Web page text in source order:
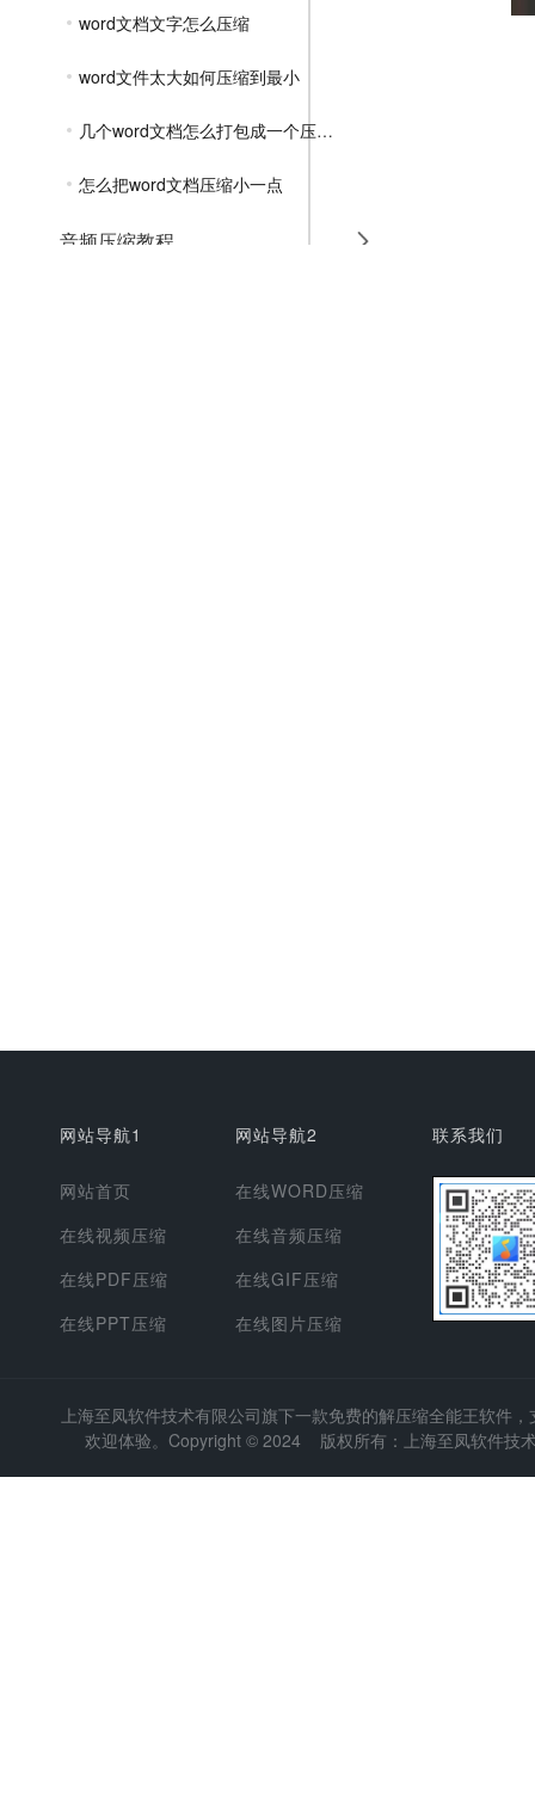
word文档文字怎么压缩
word文件太大如何压缩到最小
几个word文档怎么打包成一个压缩包
怎么把word文档压缩小一点
音频压缩教程
网站导航1
网站首页
在线视频压缩
在线PDF压缩
在线PPT压缩
网站导航2
在线WORD压缩
在线音频压缩
在线GIF压缩
在线图片压缩
联系我们
上海至凤软件技术有限公司旗下一款免费的解压缩全能王软件
欢迎体验。Copyright © 2024 版权所有：上海至凤软件技